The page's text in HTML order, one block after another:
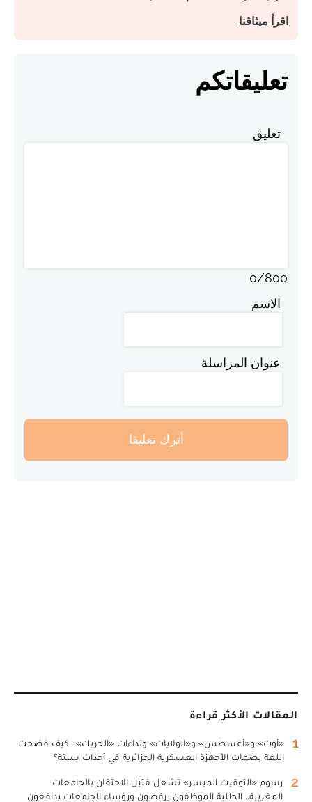
اقرأ ميثاقنا
تعليقاتكم
تعليق
0/800
الاسم
عنوان المراسلة
أترك تعليقا
المقالات الأكثر قراءة
1
«أوت» و«أغسطس» و«الولايات» ونداءات «الحريك».. كيف فضحت
اللغة بصمات الأجهزة العسكرية الجزائرية في أحداث سبتة؟
2
رسوم «التوقيت الميسر» تشعل فتيل الاحتقان بالجامعات
المغربية.. الطلبة الموظفون يرفضون ورؤساء الجامعات يدافعون